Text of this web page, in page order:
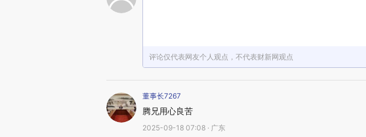
评论仅代表网友个人观点，不代表财新网观点
董事长7267
腾兄用心良苦
2025-09-18 07:08 · 广东